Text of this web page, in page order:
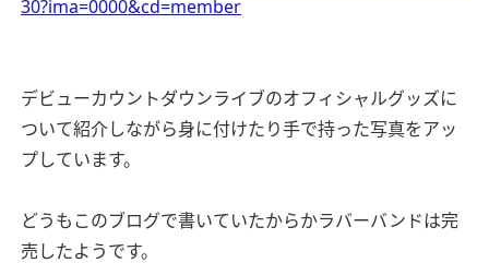
30?ima=0000&cd=member
デビューカウントダウンライブのオフィシャルグッズに
ついて紹介しながら身に付けたり手で持った写真をアッ
プしています。
どうもこのブログで書いていたからかラバーバンドは完
売したようです。